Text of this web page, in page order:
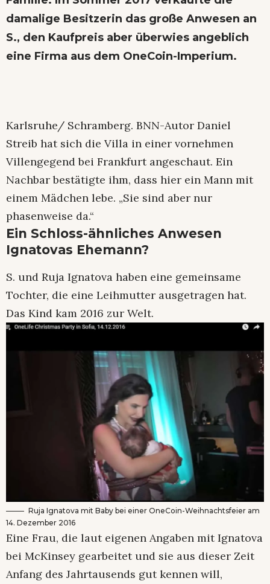
damalige Besitzerin das große Anwesen an
S., den Kaufpreis aber überwies angeblich
eine Firma aus dem OneCoin-Imperium.
Karlsruhe/ Schramberg. BNN-Autor Daniel
Streib hat sich die Villa in einer vornehmen
Villengegend bei Frankfurt angeschaut. Ein
Nachbar bestätigte ihm, dass hier ein Mann mit
einem Mädchen lebe. „Sie sind aber nur
phasenweise da.“
Ein Schloss-ähnliches Anwesen
Ignatovas Ehemann?
S. und Ruja Ignatova haben eine gemeinsame
Tochter, die eine Leihmutter ausgetragen hat.
Das Kind kam 2016 zur Welt.
Ruja Ignatova mit Baby bei einer OneCoin-Weihnachtsfeier am
14. Dezember 2016
Eine Frau, die laut eigenen Angaben mit Ignatova
bei McKinsey gearbeitet und sie aus dieser Zeit
Anfang des Jahrtausends gut kennen will,